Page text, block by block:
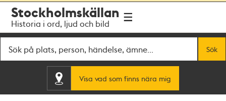
navigationen
huvudinnehållet
Stockholmskällan
Historia i ord, ljud och bild
Sök
Visa vad som finns nära mig